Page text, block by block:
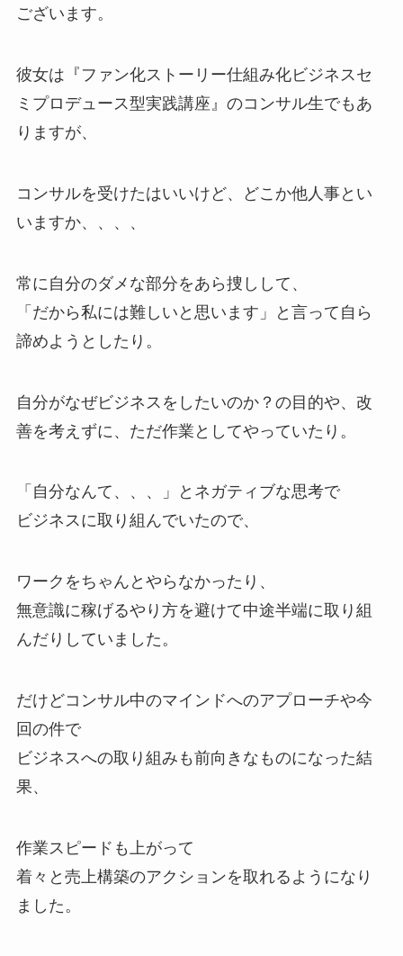
ございます。
彼女は『ファン化ストーリー仕組み化ビジネスセ
ミプロデュース型実践講座』のコンサル生でもあ
りますが、
コンサルを受けたはいいけど、どこか他人事とい
いますか、、、、
常に自分のダメな部分をあら捜しして、
「だから私には難しいと思います」と言って自ら
諦めようとしたり。
自分がなぜビジネスをしたいのか？の目的や、改
善を考えずに、ただ作業としてやっていたり。
「自分なんて、、、」とネガティブな思考で
ビジネスに取り組んでいたので、
ワークをちゃんとやらなかったり、
無意識に稼げるやり方を避けて中途半端に取り組
んだりしていました。
だけどコンサル中のマインドへのアプローチや今
回の件で
ビジネスへの取り組みも前向きなものになった結
果、
作業スピードも上がって
着々と売上構築のアクションを取れるようになり
ました。